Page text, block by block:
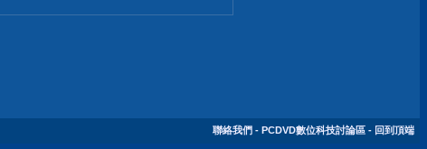
聯絡我們 - PCDVD數位科技討論區 - 回到頂端